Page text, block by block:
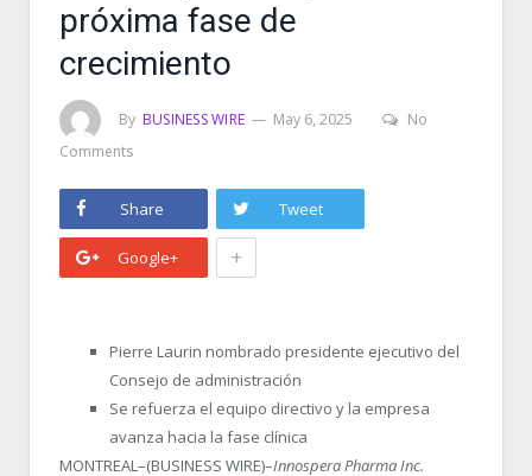
próxima fase de
crecimiento
By BUSINESS WIRE May 6, 2025
No
Comments
Share Tweet
Google+ +
Pierre Laurin nombrado presidente ejecutivo del
Consejo de administración
Se refuerza el equipo directivo y la empresa
avanza hacia la fase clínica
MONTREAL–(BUSINESS WIRE)–Innospera Pharma Inc.